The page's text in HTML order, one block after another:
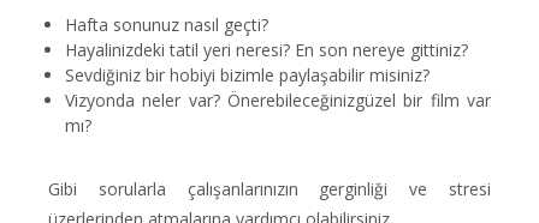
Hafta sonunuz nasıl geçti?
Hayalinizdeki tatil yeri neresi? En son nereye gittiniz?
Sevdiğiniz bir hobiyi bizimle paylaşabilir misiniz?
Vizyonda neler var? Önerebileceğinizgüzel bir film var
mı?
Gibi sorularla çalışanlarınızın gerginliği ve stresi